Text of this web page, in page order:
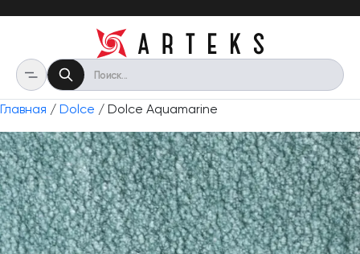
Главная / Dolce / Dolce Aquamarine